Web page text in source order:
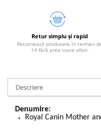
Retur simplu și rapid
Returnează produsele în termen
14 fără prea mare efort.
Descriere
Denumire:
Royal Canin Mother